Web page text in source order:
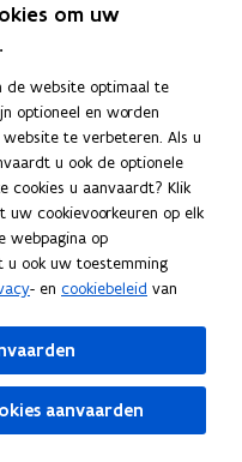
energiebesparing en
bij
vantechnologieën
en een duurzamere
ook mijn
om uw
de website optimaal te
optioneel en worden
te verbeteren. Als u
u ook de optionele
cookies u aanvaardt? Klik
uw cookievoorkeuren op elk
webpagina op
u ook uw toestemming
- en cookiebeleid van
aanvaarden